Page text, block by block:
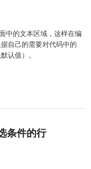
中的文本区域，这样在编
自己的需要对代码中的
认值）。
条件的行